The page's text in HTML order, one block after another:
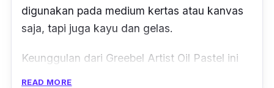
digunakan pada medium kertas atau kanvas
saja, tapi juga kayu dan gelas.
Keunggulan dari Greebel Artist Oil Pastel ini
READ MORE